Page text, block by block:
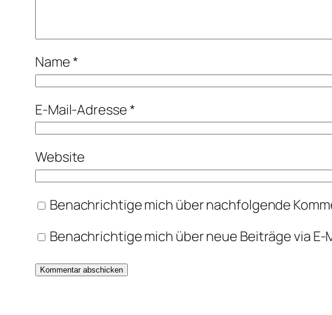
Name*
E-Mail-Adresse*
Website
Benachrichtige mich über nachfolgende
Benachrichtige mich über neue Beiträge via E-